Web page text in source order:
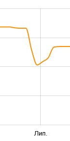
Лип.